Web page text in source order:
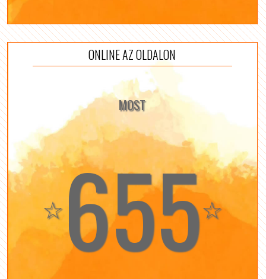
ONLINE AZ OLDALON
MOST
☆655☆